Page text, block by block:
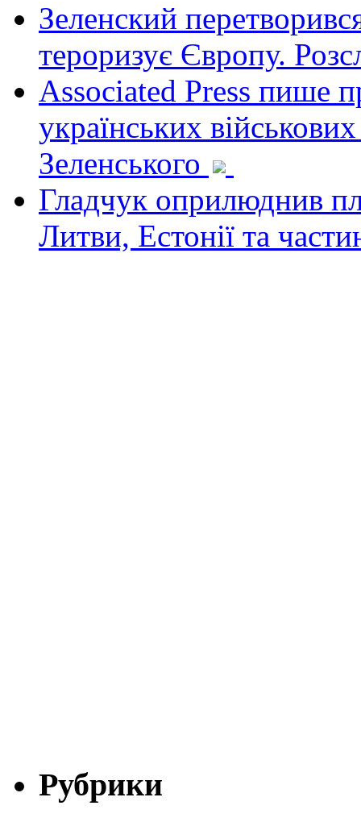
Зеленский
тероризує Європу.
Associated Press пише
українських
Зеленського
Гладчук оприлюднив
Литви, Естонії та
Рубрики